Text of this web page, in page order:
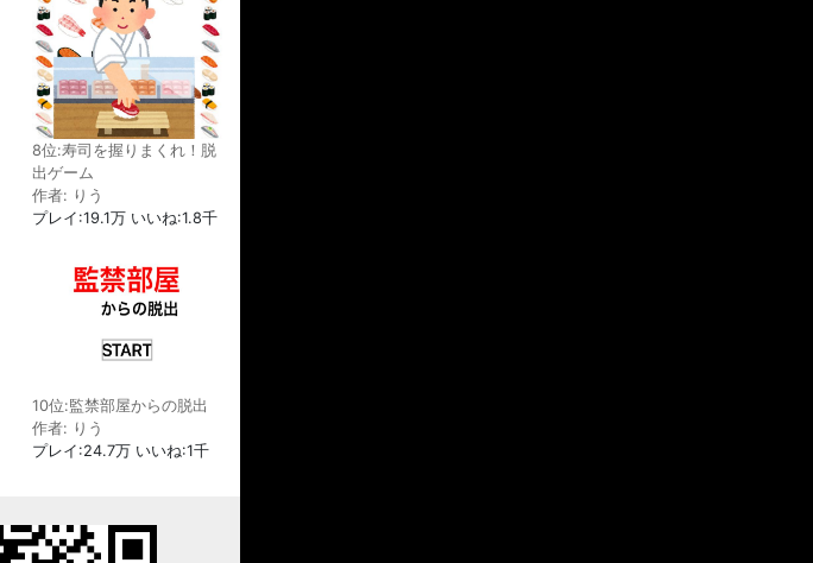
8位:寿司を握りまくれ！脱
出ゲーム
作者: りう
プレイ:19.1万 いいね:1.8千
10位:監禁部屋からの脱出
作者: りう
プレイ:24.7万 いいね:1千